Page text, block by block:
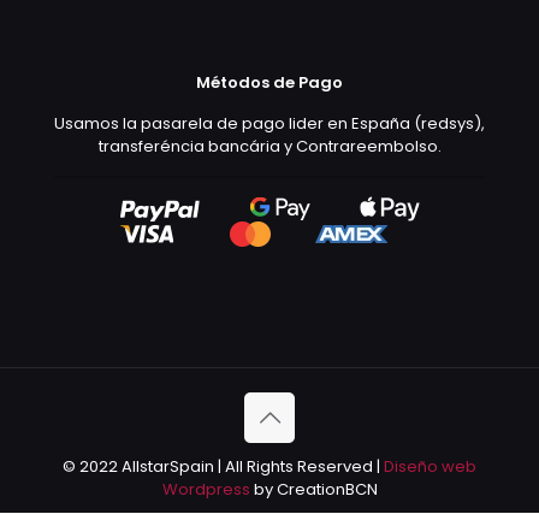
Métodos de Pago
Usamos la pasarela de pago lider en España (redsys),
transferéncia bancária y Contrareembolso.
© 2022 AllstarSpain | All Rights Reserved | Diseño web
Wordpress by CreationBCN